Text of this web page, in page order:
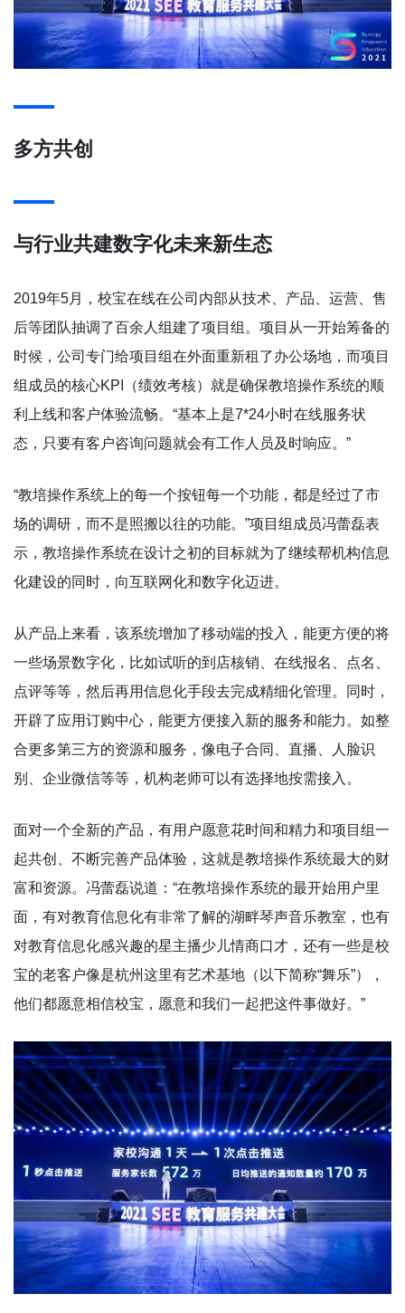
多方共创
与行业共建数字化未来新生态
2019年5月，校宝在线在公司内部从技术、产品、运营、售
后等团队抽调了百余人组建了项目组。项目从一开始筹备的
时候，公司专门给项目组在外面重新租了办公场地，而项目
组成员的核心KPI（绩效考核）就是确保教培操作系统的顺
利上线和客户体验流畅。“基本上是7*24小时在线服务状
态，只要有客户咨询问题就会有工作人员及时响应。”
“教培操作系统上的每一个按钮每一个功能，都是经过了市
场的调研，而不是照搬以往的功能。”项目组成员冯蕾磊表
示，教培操作系统在设计之初的目标就为了继续帮机构信息
化建设的同时，向互联网化和数字化迈进。
从产品上来看，该系统增加了移动端的投入，能更方便的将
一些场景数字化，比如试听的到店核销、在线报名、点名、
点评等等，然后再用信息化手段去完成精细化管理。同时，
开辟了应用订购中心，能更方便接入新的服务和能力。如整
合更多第三方的资源和服务，像电子合同、直播、人脸识
别、企业微信等等，机构老师可以有选择地按需接入。
面对一个全新的产品，有用户愿意花时间和精力和项目组一
起共创、不断完善产品体验，这就是教培操作系统最大的财
富和资源。冯蕾磊说道：“在教培操作系统的最开始用户里
面，有对教育信息化有非常了解的湖畔琴声音乐教室，也有
对教育信息化感兴趣的星主播少儿情商口才，还有一些是校
宝的老客户像是杭州这里有艺术基地（以下简称“舞乐”），
他们都愿意相信校宝，愿意和我们一起把这件事做好。”